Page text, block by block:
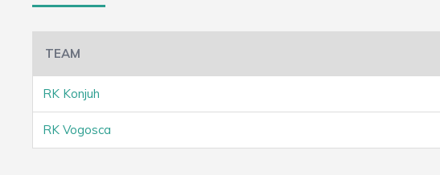
TEAM
RK Konjuh
RK Vogosca